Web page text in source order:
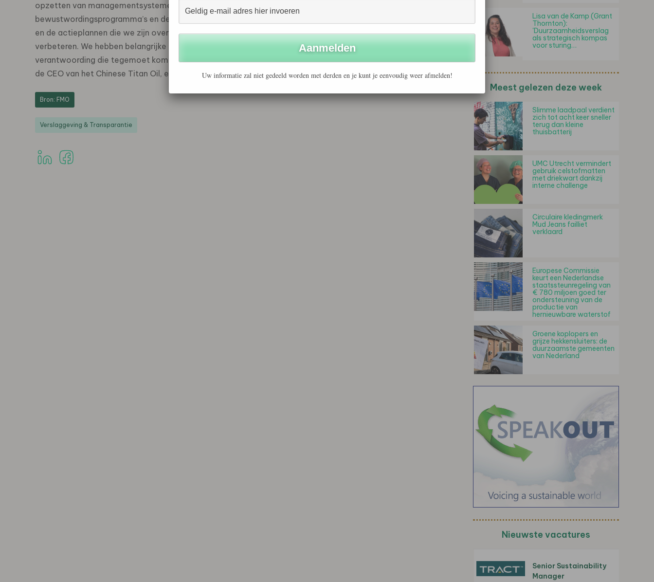
opzetten van managementsystemen voor de sociale en milieu dimensies van een bedrijf, HIV/AIDS
bewustwordingsprogramma’s en de verbetering van de corporate governance. “De begeleiding van FMO
en de actieplannen die we zijn overeengekomen, helpen ons om de governance van ons bedrijf te
verbeteren. We hebben belangrijke stappen kunnen zetten op het gebied transparantie en
verantwoording die tegemoet komen aan internationale accounting standaarden”, aldus Patrick Wong
de CEO van het Chinese Titan Oil, een klant van FMO.
Bron: FMO
Verslaggeving & Transparantie
Lisa van de Kamp (Grant
Thornton):
'Duurzaamheidsverslag
als strategisch kompas
voor sturing…
Meest gelezen deze week
Slimme laadpaal verdient
zich tot acht keer sneller
terug dan kleine
thuisbatterij
UMC Utrecht vermindert
gebruik celstofmatten
met driekwart dankzij
interne challenge
Circulaire kledingmerk
Mud Jeans failliet
verklaard
Europese Commissie
keurt een Nederlandse
staatssteunregeling van
€ 780 miljoen goed ter
ondersteuning van de
productie van
hernieuwbare waterstof
Groene koplopers en
grijze hekkensluiters: de
duurzaamste gemeenten
van Nederland
Nieuwste vacatures
Senior Sustainability
Manager
Uw informatie zal niet gedeeld worden met derden en je kunt je eenvoudig weer afmelden!